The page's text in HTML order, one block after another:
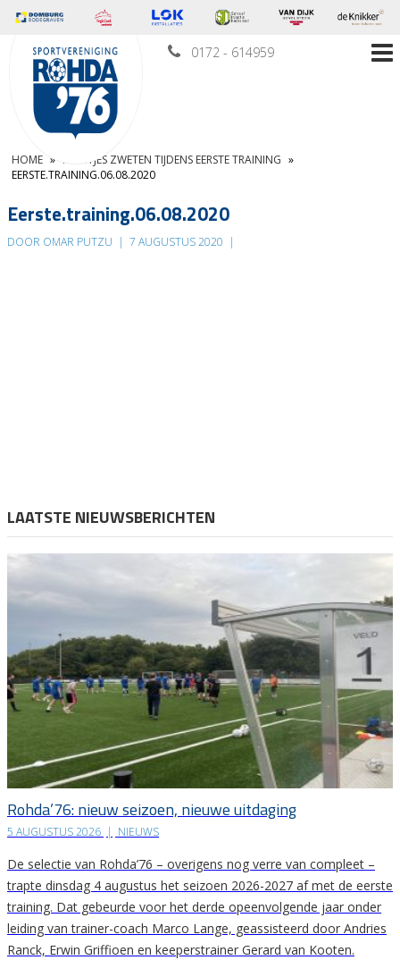
0172 - 614959
HOME » PEENTJES ZWETEN TIJDENS EERSTE TRAINING »
EERSTE.TRAINING.06.08.2020
Eerste.training.06.08.2020
DOOR OMAR PUTZU | 7 AUGUSTUS 2020 |
LAATSTE NIEUWSBERICHTEN
Rohda’76: nieuw seizoen, nieuwe uitdaging
5 AUGUSTUS 2026 | NIEUWS
De selectie van Rohda’76 – overigens nog verre van compleet –
trapte dinsdag 4 augustus het seizoen 2026-2027 af met de eerste
training. Dat gebeurde voor het derde opeenvolgende jaar onder
leiding van trainer-coach Marco Lange, geassisteerd door Andries
Ranck, Erwin Griffioen en keeperstrainer Gerard van Kooten.